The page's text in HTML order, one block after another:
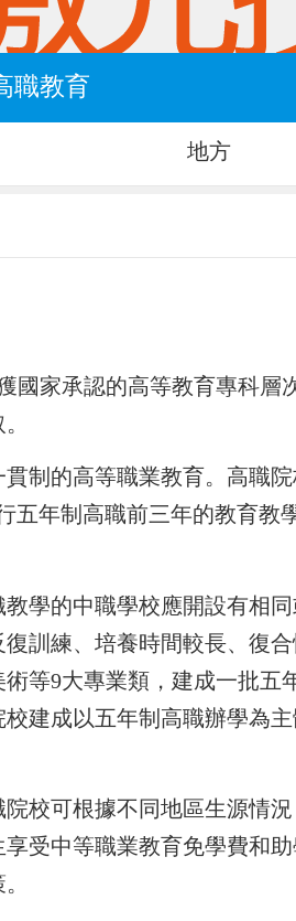
職教育
地方
家承認的高等教育專科層
制的高等職業教育。高職
五年制高職前三年的教育教
學的中職學校應開設有相
訓練、培養時間較長、復
等9大專業類，建成一批五
建成以五年制高職辦學為
校可根據不同地區生源情
受中等職業教育免學費和